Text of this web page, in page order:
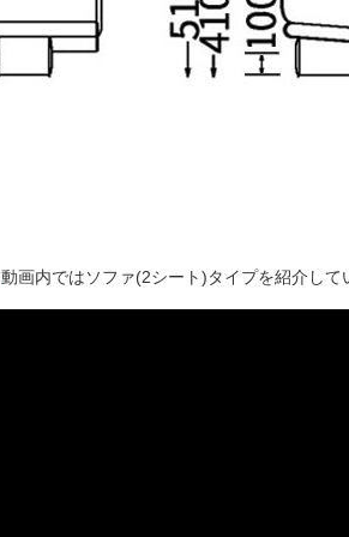
動画内ではソファ(2シート)タイプを紹介して